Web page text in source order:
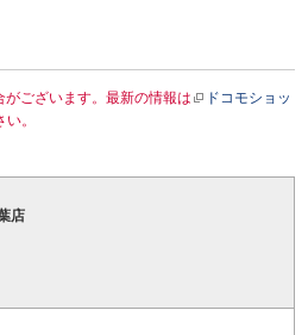
ございます。最新の情報は
ドコモショッ
。
店